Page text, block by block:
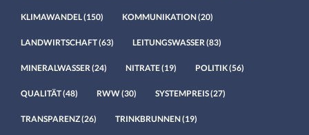
KLIMAWANDEL(150) KOMMUNIKATION(20)
LANDWIRTSCHAFT(63) LEITUNGSWASSER (83)
MINERALWASSER (24) NITRATE(19) POLITIK(56)
QUALITÄT(48) RWW(30) SYSTEMPREIS(27)
TRANSPARENZ(26) TRINKBRUNNEN(19)